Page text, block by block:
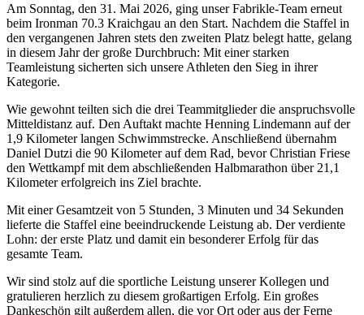
Am Sonntag, den 31. Mai 2026, ging unser Fabrikle-Team erneut
beim Ironman 70.3 Kraichgau an den Start. Nachdem die Staffel in
den vergangenen Jahren stets den zweiten Platz belegt hatte, gelang
in diesem Jahr der große Durchbruch: Mit einer starken
Teamleistung sicherten sich unsere Athleten den Sieg in ihrer
Kategorie.
Wie gewohnt teilten sich die drei Teammitglieder die anspruchsvolle
Mitteldistanz auf. Den Auftakt machte Henning Lindemann auf der
1,9 Kilometer langen Schwimmstrecke. Anschließend übernahm
Daniel Dutzi die 90 Kilometer auf dem Rad, bevor Christian Friese
den Wettkampf mit dem abschließenden Halbmarathon über 21,1
Kilometer erfolgreich ins Ziel brachte.
Mit einer Gesamtzeit von 5 Stunden, 3 Minuten und 34 Sekunden
lieferte die Staffel eine beeindruckende Leistung ab. Der verdiente
Lohn: der erste Platz und damit ein besonderer Erfolg für das
gesamte Team.
Wir sind stolz auf die sportliche Leistung unserer Kollegen und
gratulieren herzlich zu diesem großartigen Erfolg. Ein großes
Dankeschön gilt außerdem allen, die vor Ort oder aus der Ferne